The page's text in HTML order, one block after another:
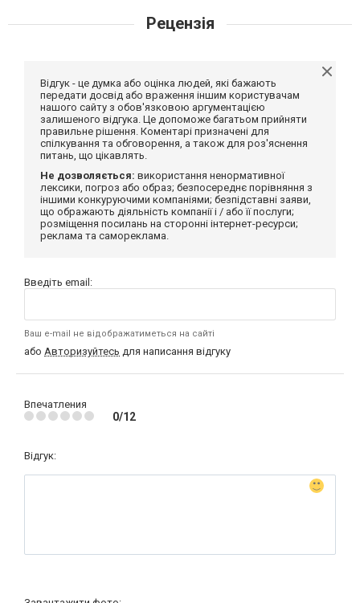
Рецензія
Відгук - це думка або оцінка людей, які бажають
передати досвід або враження іншим користувачам
нашого сайту з обов'язковою аргументацією
залишеного відгука. Це допоможе багатьом прийняти
правильне рішення. Коментарі призначені для
спілкування та обговорення, а також для роз'яснення
питань, що цікавлять.
Не дозволяється: використання ненормативної
лексики, погроз або образ; безпосереднє порівняння з
іншими конкуруючими компаніями; безпідставні заяви,
що ображають діяльність компанії і / або її послуги;
розміщення посилань на сторонні інтернет-ресурси;
реклама та самореклама.
Введіть email:
Ваш e-mail не відображатиметься на сайті
або Авторизуйтесь для написання відгуку
Впечатления
0/12
Відгук: